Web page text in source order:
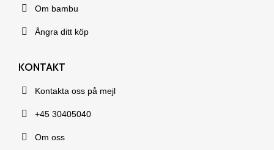
Om bambu
Ångra ditt köp
KONTAKT
Kontakta oss på mejl
+45 30405040
Om oss